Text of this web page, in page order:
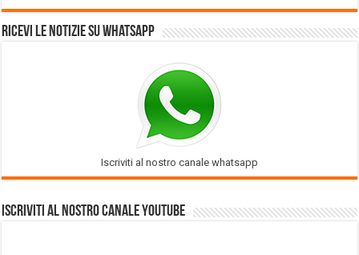
Ricevi le notizie su Whatsapp
Iscriviti al nostro canale whatsapp
Iscriviti al nostro Canale Youtube